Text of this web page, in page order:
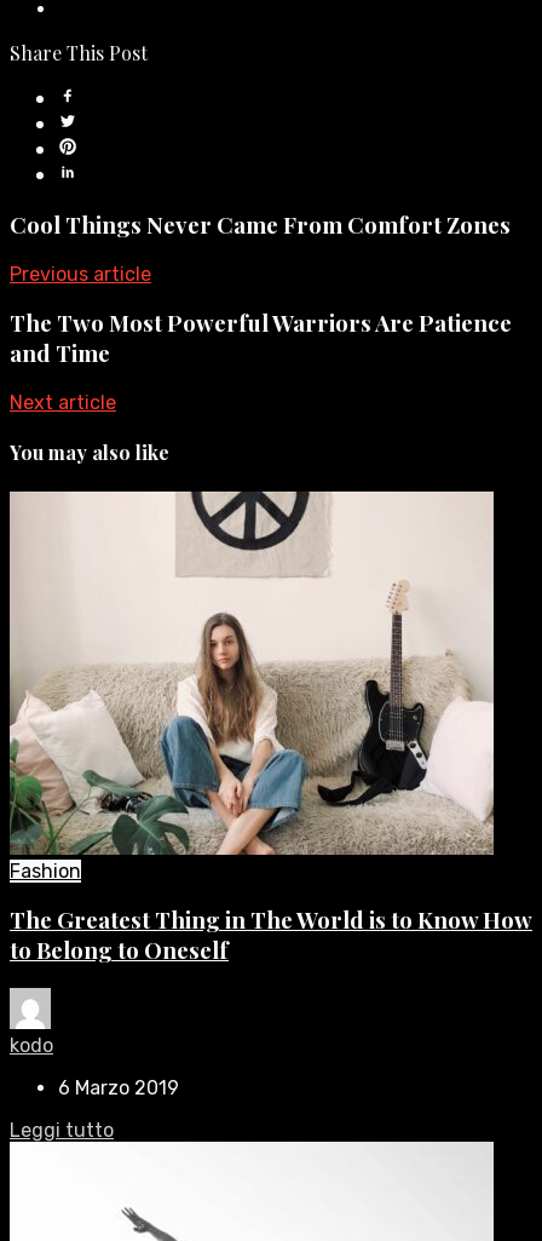
Share This Post
Cool Things Never Came From Comfort Zones
Previous article
The Two Most Powerful Warriors Are Patience
and Time
Next article
You may also like
Fashion
The Greatest Thing in The World is to Know How
to Belong to Oneself
kodo
6 Marzo 2019
Leggi tutto